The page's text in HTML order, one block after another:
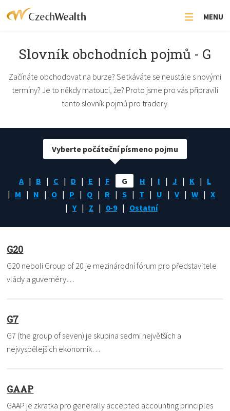
MENU
Slovník obchodních pojmů - G
Začínáte obchodovat na burze? Setkáváte se neustále s novými
termíny? Je to někdy matoucí, že? Proto jsme pro vás připravili
tento slovník pojmů pro tradery.
A B C D E F G H I J K
L
M
N O P Q R S T U V W
X
Y
Z 0-9 Ostatní
Vyberte počáteční písmeno pojmu
G20
G20 neboli Group of 20 je mezinárodní fórum pro představitele
vlády a guvernéry…
G7
G7 (the group of seven) je skupina sedmi největších a
nejvyspělejších ekonomik…
GAAP
GAAP je zkratka pro generally accepted accounting principles